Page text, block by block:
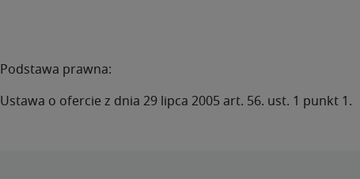
Podstawa prawna:
Ustawa o ofercie z dnia 29 lipca 2005 art. 56. ust. 1 punkt 1.